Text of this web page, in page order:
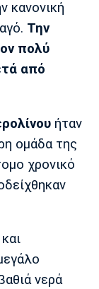
κανονική
Την
πολύ
από
ήταν
ομάδα της
χρονικό
νερά